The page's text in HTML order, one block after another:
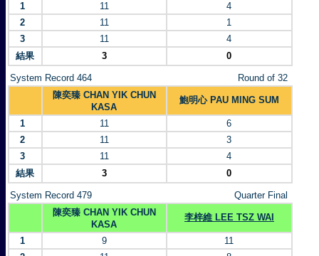
1 11
4
2
11
1
3
11
4
結果
3 0
System Record 464
Round of 32
陳奕臻 CHAN YIK CHUN
KASA
鮑明心 PAU MING SUM
1 11
6
2
11
3
3
11
4
結果
3 0
System Record 479
Quarter Final
陳奕臻 CHAN YIK CHUN
KASA
李梓維 LEE TSZ WAI
1 9
11